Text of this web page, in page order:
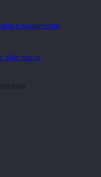
e pagamento
stile riesce